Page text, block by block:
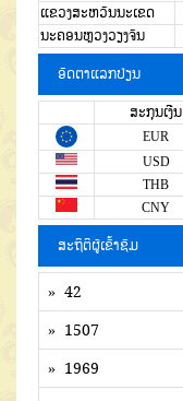
ແຂວງສະຫວັນນະເຂດ
ນະຄອນຫຼວງວຽງຈັນ
ອັດຕາແລກປ່ຽນ
ສະກຸນເງີນ
EUR
USD
THB
CNY
ສະຖິຕິຜູ້ເຂົ້າຊົມ
» 42
» 1507
» 1969